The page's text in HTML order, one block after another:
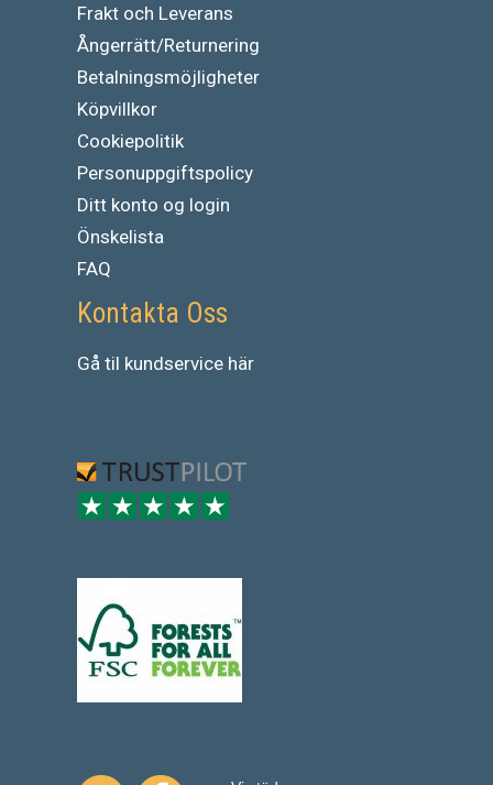
Frakt och Leverans
Ångerrätt/Returnering
Betalningsmöjligheter
Köpvillkor
Cookiepolitik
Personuppgiftspolicy
Ditt konto og login
Önskelista
FAQ
Kontakta Oss
Gå til kundservice här